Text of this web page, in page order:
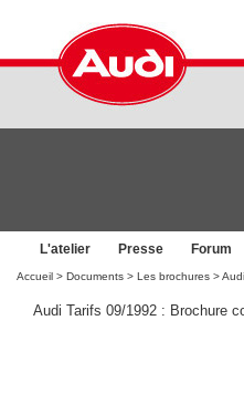
L'atelier Presse Forum
Accueil > Documents > Les brochures >
Audi Tarifs 09/1992 : Brochure